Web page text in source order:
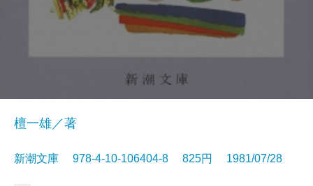
檀一雄／著
新潮文庫 978-4-10-106404-8 825円 1981/07/28